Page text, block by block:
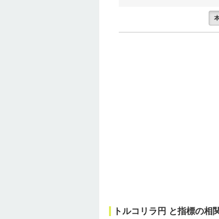
トルコリラ円 と指標の相